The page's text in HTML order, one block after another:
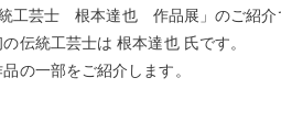
工芸士 根本達也 作品展」のご紹介
伝統工芸士は 根本達也 氏です。
の一部をご紹介します。